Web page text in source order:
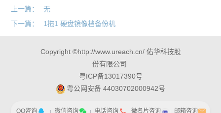
上一篇：
无
下一篇：
1拖1 硬盘镜像档备份机
Copyright ©http://www.ureach.cn/ 佑华科技股
份有限公司
粤ICP备13017390号
粤公网安备 44030702000942号
QQ咨询 微信咨询 电话咨询 微名片咨询 邮箱咨询